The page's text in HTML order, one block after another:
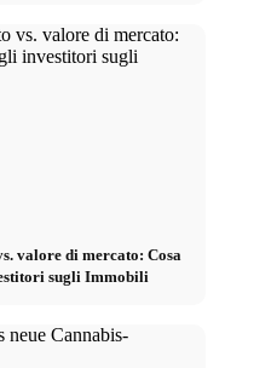
valore di mercato: Cosa
sugli Immobili